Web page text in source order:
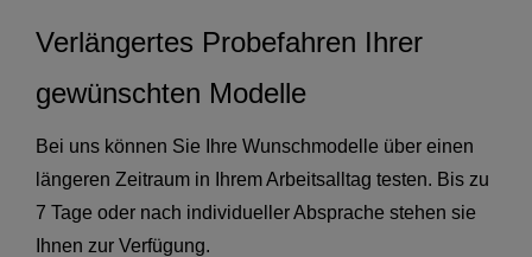
Verlängertes Probefahren Ihrer
gewünschten Modelle
Bei uns können Sie Ihre Wunschmodelle über einen
längeren Zeitraum in Ihrem Arbeitsalltag testen. Bis zu
7 Tage oder nach individueller Absprache stehen sie
Ihnen zur Verfügung.